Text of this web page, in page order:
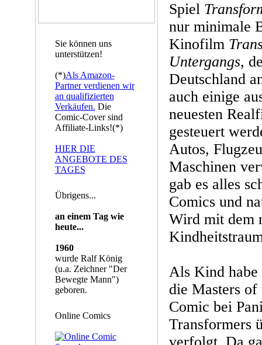
Sie können uns
unterstützen!
(*)Als Amazon-
Partner verdienen wir
an qualifizierten
Verkäufen. Die
Comic-Cover sind
Affiliate-Links!(*)
HIER DIE
ANGEBOTE DES
TAGES
Übrigens...
an einem Tag wie
heute...
1960
wurde Ralf König
(u.a. Zeichner "Der
Bewegte Mann")
geboren.
Online Comics
Spiel
nur minimale
Kinofilm
Untergangs,
Deutschland
auch einige
neuesten
gesteuert
Autos,
Maschinen
gab es alles
Comics und
Wird mit dem
Als Kind habe
die Masters
Comic bei
Transformers